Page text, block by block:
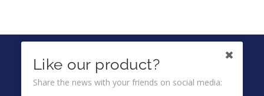
IKUTI KAMI DI
Like our product?
Share the news with your friends on social media: